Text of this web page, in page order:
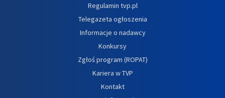
Regulamin tvp.pl
Telegazeta ogłoszenia
Informacje o nadawcy
Konkursy
Zgłoś program (ROPAT)
Kariera w TVP
Kontakt